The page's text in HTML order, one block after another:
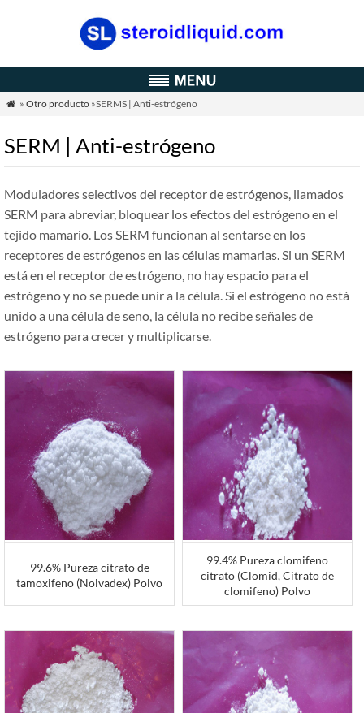
 » Otro producto»SERMS | Anti-estrógeno
SERM | Anti-estrógeno
Moduladores selectivos del receptor de estrógenos, llamados
SERM para abreviar, bloquear los efectos del estrógeno en el
tejido mamario. Los SERM funcionan al sentarse en los
receptores de estrógenos en las células mamarias. Si un SERM
está en el receptor de estrógeno, no hay espacio para el
estrógeno y no se puede unir a la célula. Si el estrógeno no está
unido a una célula de seno, la célula no recibe señales de
estrógeno para crecer y multiplicarse.
99.6% Pureza citrato de
tamoxifeno (Nolvadex) Polvo
99.4% Pureza clomifeno
citrato (Clomid, Citrato de
clomifeno) Polvo